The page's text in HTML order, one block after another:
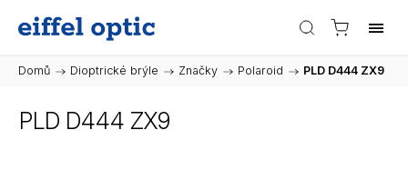
Domů / Dioptrické brýle / Značky / Polaroid / PLD D444 ZX9
PLD D444 ZX9